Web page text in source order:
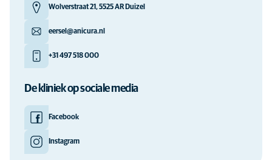
Wolverstraat 21, 5525 AR Duizel
eersel@anicura.nl
+31 497 518 000
De kliniek op sociale media
Facebook
Instagram